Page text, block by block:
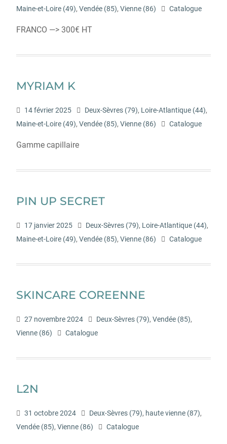
Maine-et-Loire (49), Vendée (85), Vienne (86) Catalogue
FRANCO —> 300€ HT
MYRIAM K
14 février 2025 Deux-Sèvres (79), Loire-Atlantique (44),
Maine-et-Loire (49), Vendée (85), Vienne (86) Catalogue
Gamme capillaire
PIN UP SECRET
17 janvier 2025 Deux-Sèvres (79), Loire-Atlantique (44),
Maine-et-Loire (49), Vendée (85), Vienne (86) Catalogue
SKINCARE COREENNE
27 novembre 2024 Deux-Sèvres (79), Vendée (85),
Vienne (86)
Catalogue
L2N
31 octobre 2024 Deux-Sèvres (79), haute vienne (87),
Vendée (85), Vienne (86) Catalogue